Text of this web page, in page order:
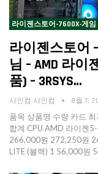
라이젠스토어-7600X-게임
라이젠스토어
님 – AMD 라
품) – 3RSYS…
샤인컴 샤인컴 8월 7,
품목 상품명 수량 카드
합계 CPU AMD 라이젠
266,000원 272,250원
LITE (블랙) 1 56,000원